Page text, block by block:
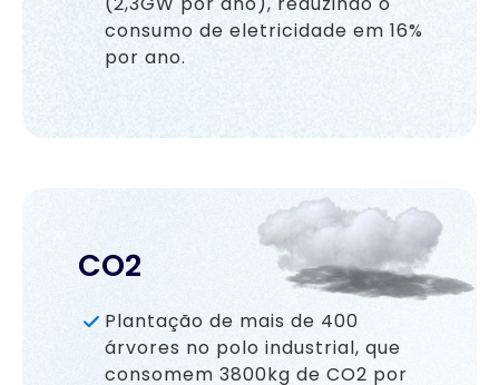
consumo de eletricidade em 16%
por ano.
CO2
Plantação de mais de 400
árvores no polo industrial, que
consomem 3800kg de CO2 por